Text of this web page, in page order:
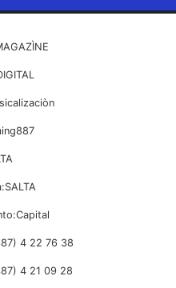
4 22 76 38
4 21 09 28